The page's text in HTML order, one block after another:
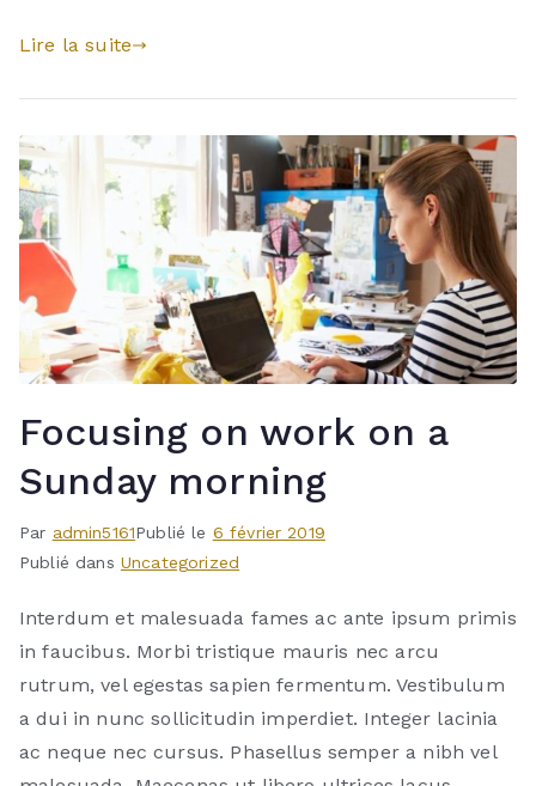
Lire la suite
Focusing on work on a
Sunday morning
Par admin5161Publié le 6 février 2019
Publié dans Uncategorized
Interdum et malesuada fames ac ante ipsum primis
in faucibus. Morbi tristique mauris nec arcu
rutrum, vel egestas sapien fermentum. Vestibulum
a dui in nunc sollicitudin imperdiet. Integer lacinia
ac neque nec cursus. Phasellus semper a nibh vel